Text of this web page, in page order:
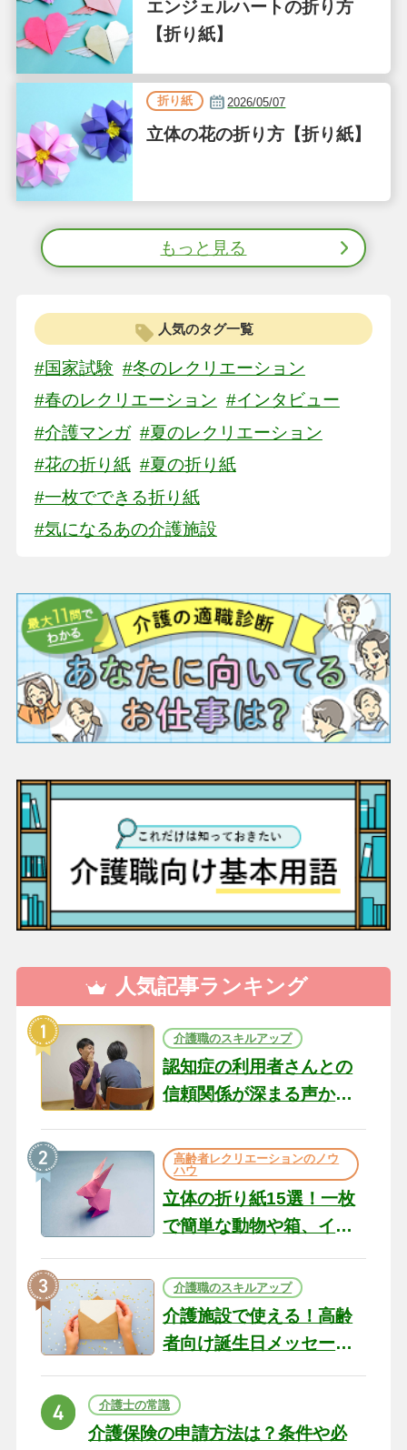
エンジェルハートの折り方
【折り紙】
折り紙 2026/05/07
立体の花の折り方【折り紙】
もっと見る
人気のタグ一覧
#国家試験 #冬のレクリエーション
#春のレクリエーション #インタビュー
#介護マンガ #夏のレクリエーション
#花の折り紙 #夏の折り紙
#一枚でできる折り紙
#気になるあの介護施設
人気記事ランキング
介護職のスキルアップ
認知症の利用者さんとの
信頼関係が深まる声かけ
の現場から（22）
高齢者レクリエーションのノウ
ハウ
立体の折り紙15選！一枚
で簡単な動物や箱、イン
介護職のスキルアップ
介護施設で使える！高齢
者向け誕生日メッセージ
ト
介護士の常識
介護保険の申請方法は？条件や必